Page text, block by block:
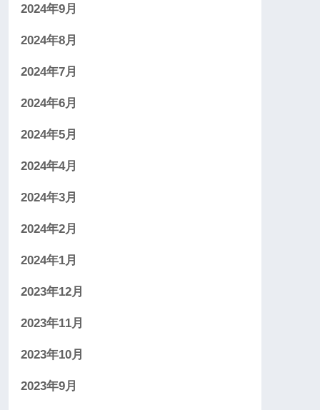
2024年9月
2024年8月
2024年7月
2024年6月
2024年5月
2024年4月
2024年3月
2024年2月
2024年1月
2023年12月
2023年11月
2023年10月
2023年9月